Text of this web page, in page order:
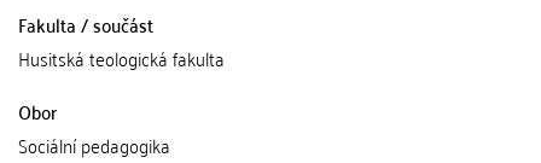
Fakulta / součást
Husitská teologická fakulta
Obor
Sociální pedagogika